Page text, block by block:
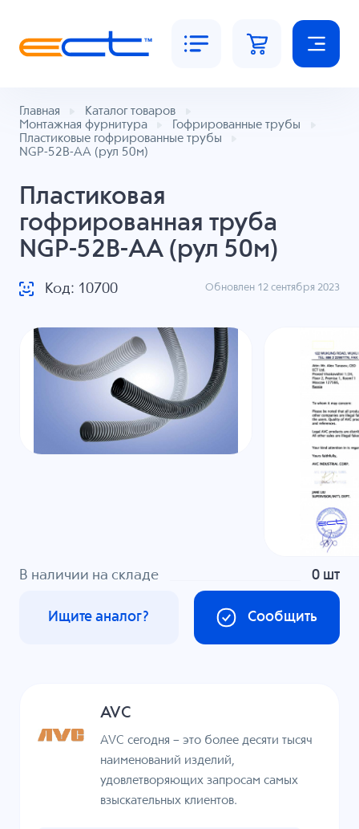
Главная
Каталог товаров
Монтажная фурнитура
Гофрированные трубы
Пластиковые гофрированные трубы
NGP-52B-AA (рул 50м)
Пластиковая
гофрированная труба
NGP-52B-AA (рул 50м)
Код: 10700 Обновлен 12 сентября 2023
В наличии на складе 0 шт
Сообщить
Ищите аналог?
AVC
AVC сегодня – это более десяти тысяч
наименований изделий,
удовлетворяющих запросам самых
взыскательных клиентов.